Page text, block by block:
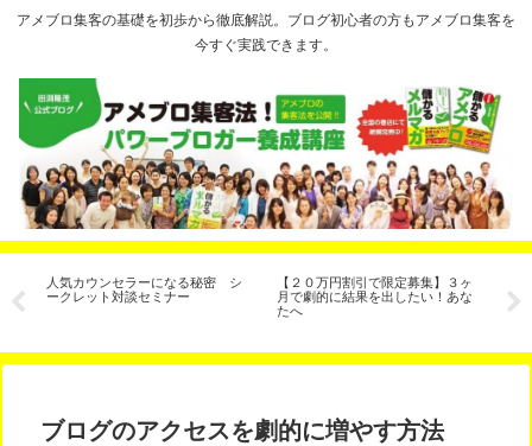
アメブロ集客の基礎を初歩から徹底解説。ブログ初心者の方もアメブロ集客を
今すぐ実践できます。
人気カウンセラーになる秘密 シ
ークレット対談セミナー
【２０万円割引で限定募集】３ヶ
月で劇的に結果を出したい！あな
たへ
解
年
ブログのアクセスを劇的に増やす方法